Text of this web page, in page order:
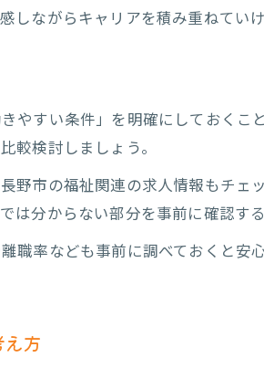
サービス求人がキャリア形成に有
採用で長く働くためのポイント
ながらキャリアを積み重ねてい
やすい条件」を明確にしておくこ
較検討しましょう。
野市の福祉関連の求人情報もチェ
分からない部分を事前に確認す
職率なども事前に調べておくと安
方